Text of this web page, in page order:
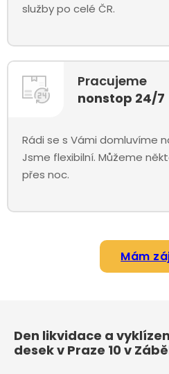
služby po celé ČR.
Pracujeme
nonstop 24/7
Rádi se s Vámi domluvíme
Jsme flexibilní. Můžeme
přes noc.
Mám
Den likvidace a
desek v Praze 10 v